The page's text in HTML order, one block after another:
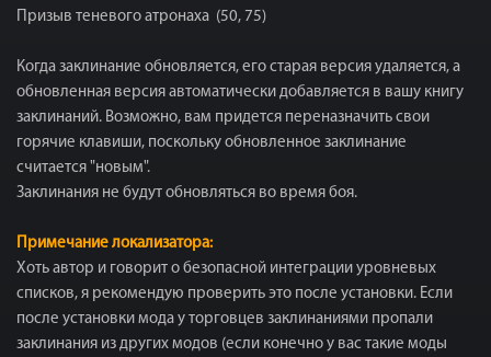
Призыв теневого атронаха (50, 75)
Когда заклинание обновляется, его старая версия удаляется, а
обновленная версия автоматически добавляется в вашу книгу
заклинаний. Возможно, вам придется переназначить свои
горячие клавиши, поскольку обновленное заклинание
считается "новым".
Заклинания не будут обновляться во время боя.
Примечание локализатора:
Хоть автор и говорит о безопасной интеграции уровневых
списков, я рекомендую проверить это после установки. Если
после установки мода у торговцев заклинаниями пропали
заклинания из других модов (если конечно у вас такие моды